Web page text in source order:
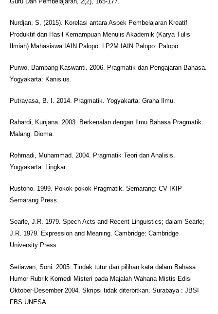
Guru Dan Pembelajaran, 2(2), 165-177.
Nurdjan, S. (2015). Korelasi antara Aspek Pembelajaran Kreatif
Produktif dan Hasil Kemampuan Menulis Akademik (Karya Tulis
Ilmiah) Mahasiswa IAIN Palopo. LP2M IAIN Palopo: Palopo.
Purwo, Bambang Kaswanti. 2006. Pragmatik dan Pengajaran Bahasa.
Yogyakarta: Kanisius.
Putrayasa, B. I. 2014. Pragmatik. Yogyakarta: Graha Ilmu.
Rahardi, Kunjana. 2003. Berkenalan dengan Ilmu Bahasa Pragmatik.
Malang: Dioma.
Rohmadi, Muhammad. 2004. Pragmatik Teori dan Analisis.
Yogyakarta: Lingkar.
Rustono. 1999. Pokok-pokok Pragmatik. Semarang: CV IKIP
Semarang Press.
Searle, J.R. 1979. Spech Acts and Recent Linguistics; dalam Searle;
J.R. 1979. Expression and Meaning. Cambridge: Cambridge
University Press.
Setiawan, Soni. 2005. Tindak tutur dan pilihan kata dalam Bahasa
Humor Rubrik Komedi Misteri pada Majalah Wahana Mistis Edisi
Oktober-Desember 2004. Skripsi tidak diterbitkan. Surabaya : JBSI
FBS UNESA.